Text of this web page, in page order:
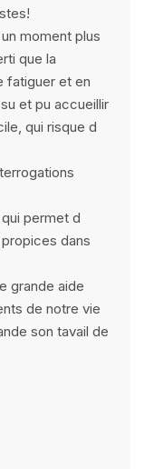
moment plus
que la
fatiguer et en
et pu accueillir
qui risque d
permet d
dans
grande aide
de notre vie
son tavail de